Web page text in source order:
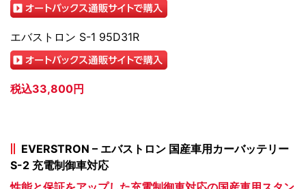
エバストロン S-1 95D31R
税込33,800円
EVERSTRON – エバストロン 国産車用カーバッテリー
S-2 充電制御車対応